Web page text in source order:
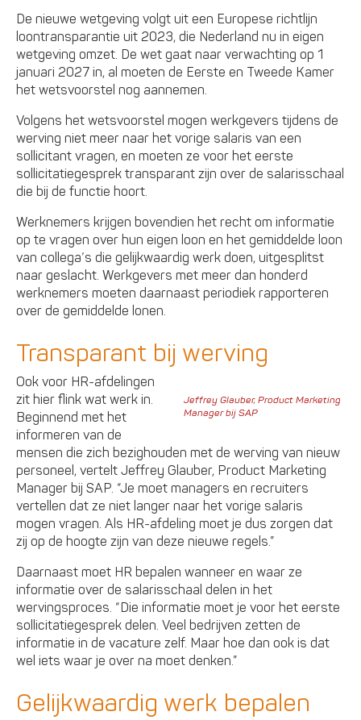
De nieuwe wetgeving volgt uit een Europese richtlijn
loontransparantie uit 2023, die Nederland nu in eigen
wetgeving omzet. De wet gaat naar verwachting op 1
januari 2027 in, al moeten de Eerste en Tweede Kamer
het wetsvoorstel nog aannemen.
Volgens het wetsvoorstel mogen werkgevers tijdens de
werving niet meer naar het vorige salaris van een
sollicitant vragen, en moeten ze voor het eerste
sollicitatiegesprek transparant zijn over de salarisschaal
die bij de functie hoort.
Werknemers krijgen bovendien het recht om informatie
op te vragen over hun eigen loon en het gemiddelde loon
van collega’s die gelijkwaardig werk doen, uitgesplitst
naar geslacht. Werkgevers met meer dan honderd
werknemers moeten daarnaast periodiek rapporteren
over de gemiddelde lonen.
Transparant bij werving
Jeffrey Glauber, Product Marketing
Manager bij SAP
Ook voor HR-afdelingen
zit hier flink wat werk in.
Beginnend met het
informeren van de
mensen die zich bezighouden met de werving van nieuw
personeel, vertelt Jeffrey Glauber, Product Marketing
Manager bij SAP. “Je moet managers en recruiters
vertellen dat ze niet langer naar het vorige salaris
mogen vragen. Als HR-afdeling moet je dus zorgen dat
zij op de hoogte zijn van deze nieuwe regels.”
Daarnaast moet HR bepalen wanneer en waar ze
informatie over de salarisschaal delen in het
wervingsproces. “Die informatie moet je voor het eerste
sollicitatiegesprek delen. Veel bedrijven zetten de
informatie in de vacature zelf. Maar hoe dan ook is dat
wel iets waar je over na moet denken.”
Gelijkwaardig werk bepalen